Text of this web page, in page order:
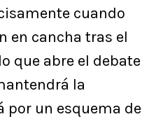
cuando
en cancha tras el
que abre el debate
la
por un esquema de